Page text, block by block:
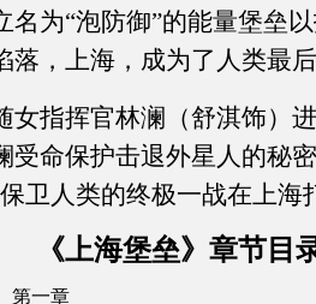
为“泡防御”的能量堡垒
，上海，成为了人类最后
指挥官林澜（舒淇饰）
命保护击退外星人的秘
卫人类的终极一战在上海
《上海堡垒》章节目
第一章